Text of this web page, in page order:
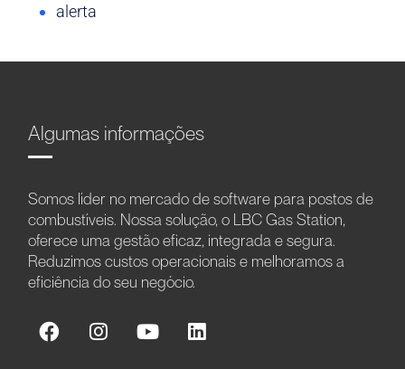
alerta
Algumas informações
Somos líder no mercado de software para postos de
combustíveis. Nossa solução, o LBC Gas Station,
oferece uma gestão eficaz, integrada e segura.
Reduzimos custos operacionais e melhoramos a
eficiência do seu negócio.